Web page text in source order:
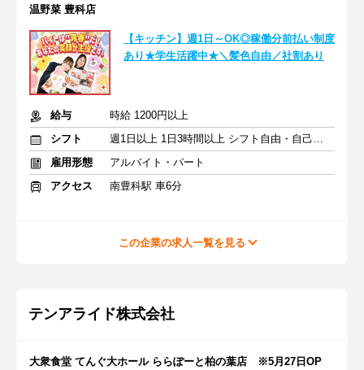
温野菜 豊科店
【キッチン】週1日～OK◎稼働分前払い制度
あり★学生活躍中★＼髪色自由／社割あり
給与
時給 1200円以上
シフト
週1日以上 1日3時間以上 シフト自由・自己申告
雇用形態
アルバイト・パート
アクセス
南豊科駅 車6分
この企業の求人一覧を見る
テンアライド株式会社
大衆食堂 てんぐ大ホール ららぽーと柏の葉店 ※5月27日OP